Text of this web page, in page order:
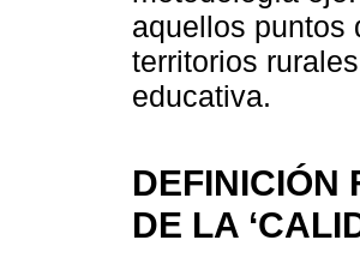
aquellos puntos
territorios
educativa.
DEFINICIÓN
DE LA